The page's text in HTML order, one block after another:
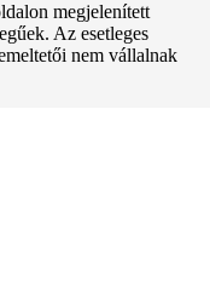
megjelenített
Az esetleges
nem vállalnak